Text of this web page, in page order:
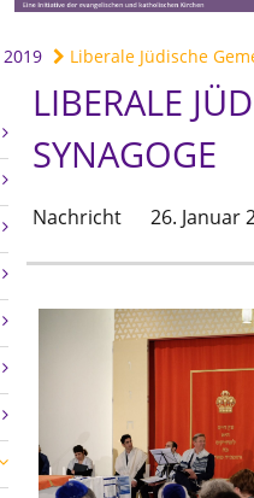
2019 Liberale Jüdische
LIBERALE
SYNAGOGE
Nachricht 26. Januar